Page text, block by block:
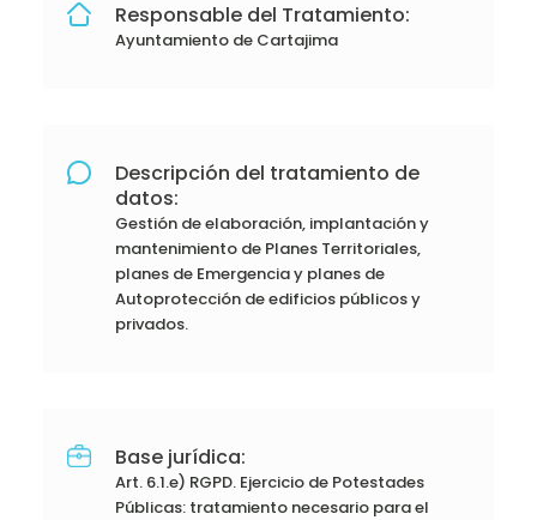
Responsable del Tratamiento:
Ayuntamiento de Cartajima
Descripción del tratamiento de
datos:
Gestión de elaboración, implantación y
mantenimiento de Planes Territoriales,
planes de Emergencia y planes de
Autoprotección de edificios públicos y
privados.
Base jurídica:
Art. 6.1.e) RGPD. Ejercicio de Potestades
Públicas: tratamiento necesario para el